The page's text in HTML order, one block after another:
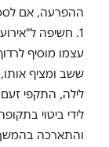
ההפרעה, אם
עצמו מוסיף
ששב ומציף
לידי ביטוי
והתארכה